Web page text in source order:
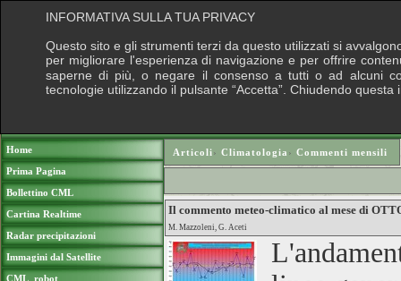
Home
Prima Pagina
Bollettino CML
Cartina Realtime
Radar precipitazioni
Immagini dal Satellite
CML_robot
Articoli› Climatologia › Commenti mensili
Il commento meteo-climatico al mese di
M. Mazzoleni, G. Aceti
INFORMATIVA SULLA TUA PRIVACY
Questo sito e gli strumenti terzi da questo utilizzati si
per migliorare l'esperienza di navigazione e per offrire
saperne di più, o negare il consenso a tutti o ad alcuni
tecnologie utilizzando il pulsante “Accetta”. Chiudendo